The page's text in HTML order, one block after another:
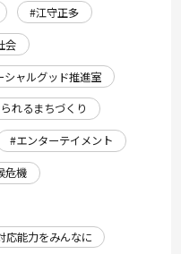
#江守正多
会
シャルグッド推進室
れるまちづくり
#エンターテイメント
危機
応能力をみんなに